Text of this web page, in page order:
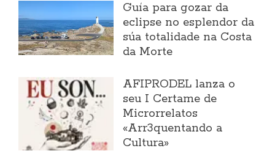
Guía para gozar da
eclipse no esplendor da
súa totalidade na Costa
da Morte
AFIPRODEL lanza o
seu I Certame de
Microrrelatos
«Arr3quentando a
Cultura»